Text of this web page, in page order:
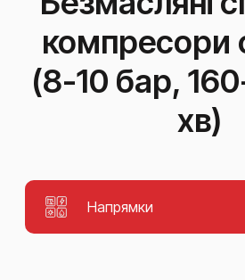
компресори
(8-10 бар,
хв)
Напрямки